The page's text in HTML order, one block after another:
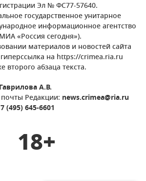
Эл № ФС77-57640.
государственное унитарное
информационное агентство
«Россия сегодня»).
материалов и новостей сайта
на https://crimea.ria.ru
второго абзаца текста.
Гаврилова А.В.
Редакции: news.crimea@ria.ru
7 (495) 645-6601
18+